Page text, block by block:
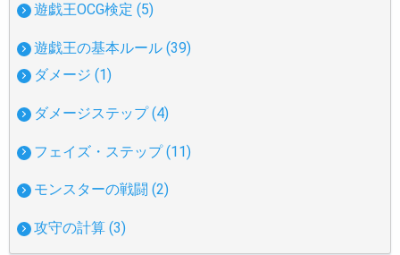
遊戯王OCG検定 (5)
遊戯王の基本ルール (39)
ダメージ (1)
ダメージステップ (4)
フェイズ・ステップ (11)
モンスターの戦闘 (2)
攻守の計算 (3)